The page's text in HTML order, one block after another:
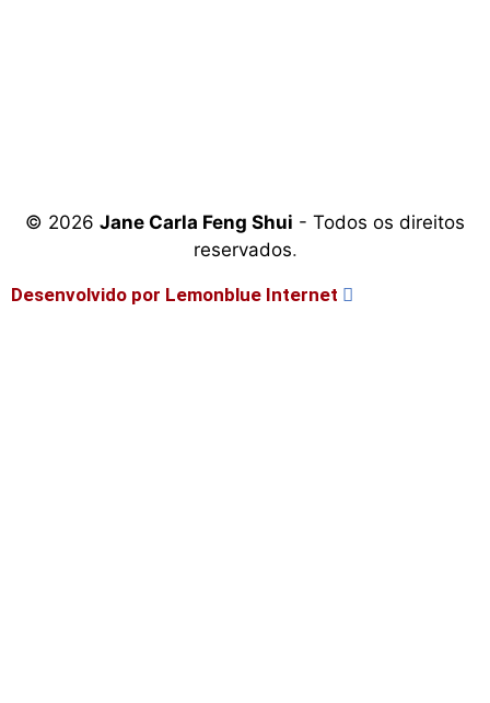
© 2026 Jane Carla Feng Shui - Todos os direitos
reservados.
Desenvolvido por Lemonblue Internet